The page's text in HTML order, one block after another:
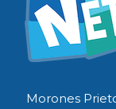
Morones